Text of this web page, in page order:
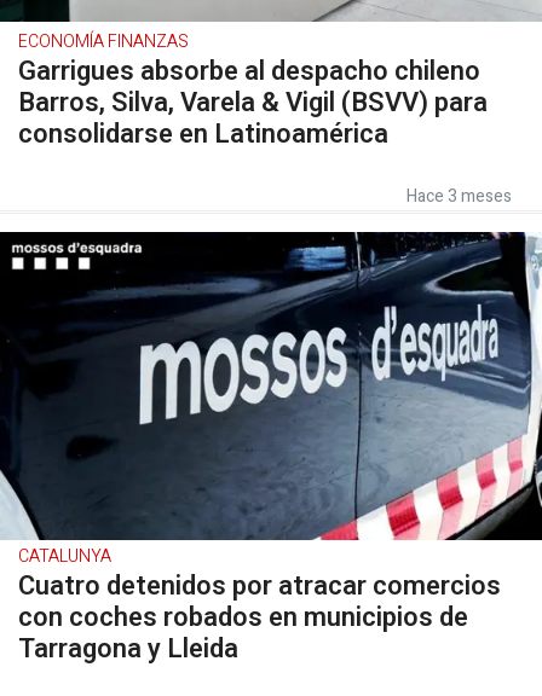
ECONOMÍA FINANZAS
Garrigues absorbe al despacho chileno
Barros, Silva, Varela & Vigil (BSVV) para
consolidarse en Latinoamérica
Hace 3 meses
CATALUNYA
Cuatro detenidos por atracar comercios
con coches robados en municipios de
Tarragona y Lleida